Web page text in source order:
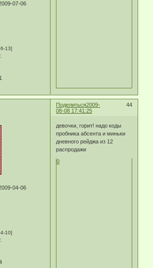
07-06
13]
Поделиться 44
2009-
08-08 17:41:25
04-06
10]
девочки, горит! надо коды
пробника абсента и миньки
дневного рейджа из 12
распродажи
0